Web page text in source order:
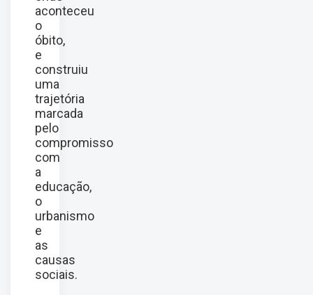
aconteceu
o
óbito,
e
construiu
uma
trajetória
marcada
pelo
compromisso
com
a
educação,
o
urbanismo
e
as
causas
sociais.